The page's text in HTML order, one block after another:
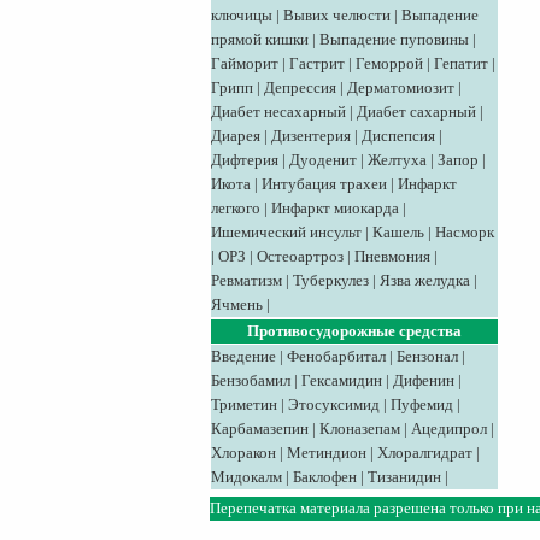
ключицы | Вывих челюсти | Выпадение
прямой кишки | Выпадение пуповины |
Гайморит | Гастрит | Геморрой | Гепатит |
Грипп | Депрессия | Дерматомиозит |
Диабет несахарный | Диабет сахарный |
Диарея | Дизентерия | Диспепсия |
Дифтерия | Дуоденит | Желтуха | Запор |
Икота | Интубация трахеи | Инфаркт
легкого | Инфаркт миокарда |
Ишемический инсульт | Кашель | Насморк
| ОРЗ | Остеоартроз | Пневмония |
Ревматизм | Туберкулез | Язва желудка |
Ячмень |
Противосудорожные средства
Введение | Фенобарбитал | Бензонал |
Бензобамил | Гексамидин | Дифенин |
Триметин | Этосуксимид | Пуфемид |
Карбамазепин | Клоназепам | Ацедипрол |
Хлоракон | Метиндион | Хлоралгидрат |
Мидокалм | Баклофен | Тизанидин |
Перепечатка материала разрешена только при